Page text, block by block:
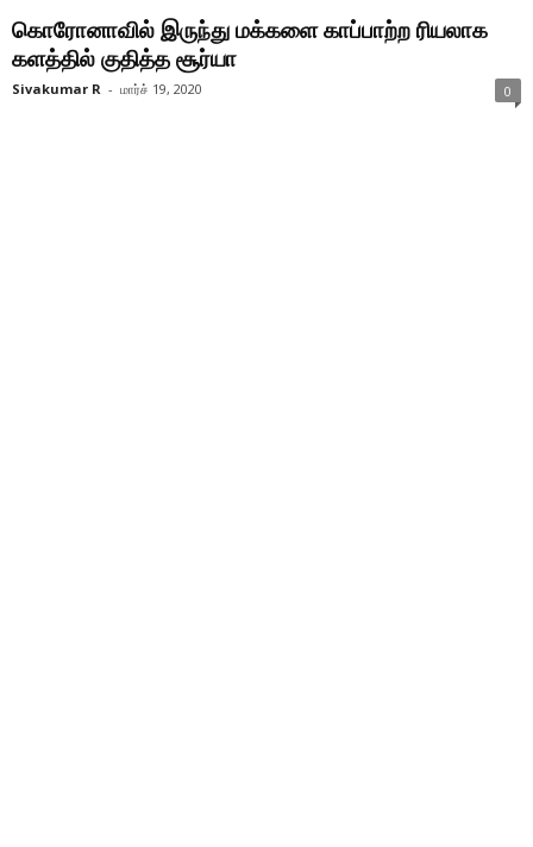
கொரோனாவில் இருந்து மக்களை காப்பாற்ற ரியலாக
களத்தில் குதித்த சூர்யா
Sivakumar R - மார்ச் 19, 2020 0